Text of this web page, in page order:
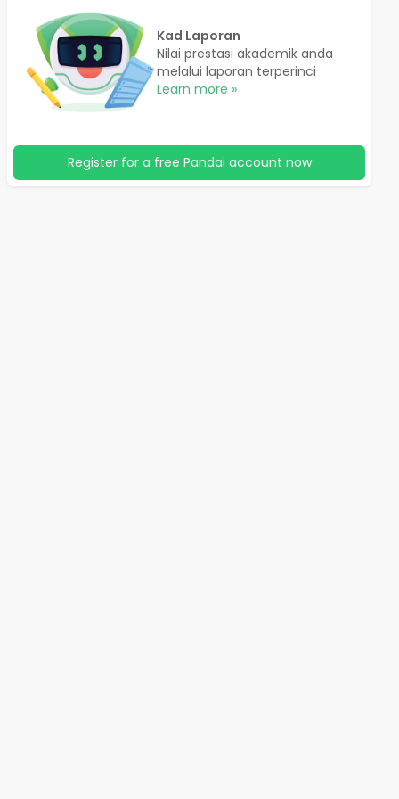
Kad Laporan
Nilai prestasi akademik anda
melalui laporan terperinci
Learn more »
Register for a free Pandai account now